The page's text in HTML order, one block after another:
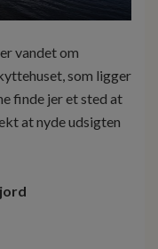
vandet om
som ligger
finde jer et sted at
at nyde udsigten